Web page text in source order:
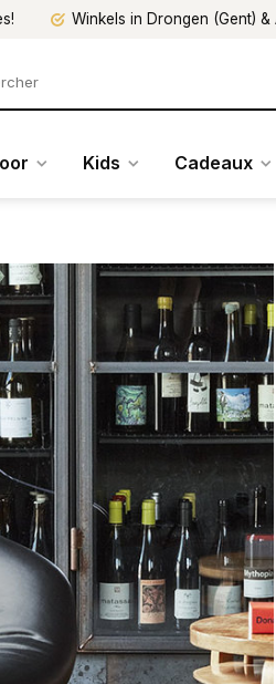
Winkels in Drongen (Gent) &
Kids Cadeaux